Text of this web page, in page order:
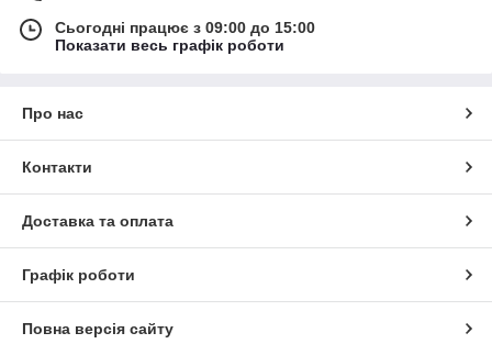
Сьогодні працює з 09:00 до 15:00
Показати весь графік роботи
Про нас
Контакти
Доставка та оплата
Графік роботи
Повна версія сайту